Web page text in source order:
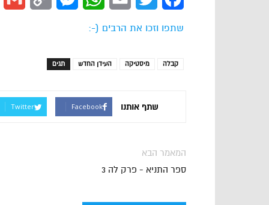
שתפו וזכו את הרבים (-:
תגים העידן החדש מיסטיקה קבלה
שתף אותנו Facebook
Twitter
המאמר הבא
ספר התניא - פרק לה 3